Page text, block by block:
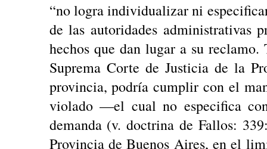
“no logra individualizar ni
de las autoridades administrativas
hechos que dan lugar a su
Suprema Corte de Justicia de la
provincia, podría cumplir con el
violado —el cual no especifica
demanda (v. doctrina de Fallos:
Provincia de Buenos Aires, en el